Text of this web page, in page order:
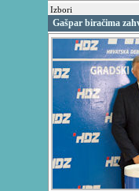
Izbori
Gašpar biračima